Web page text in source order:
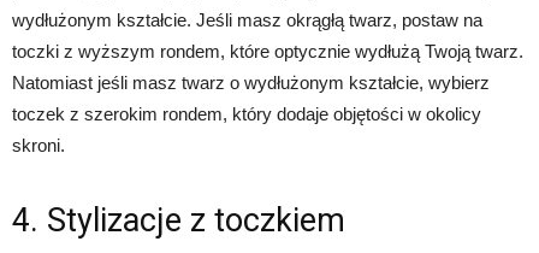
wydłużonym kształcie. Jeśli masz okrągłą twarz, postaw na
toczki z wyższym rondem, które optycznie wydłużą Twoją twarz.
Natomiast jeśli masz twarz o wydłużonym kształcie, wybierz
toczek z szerokim rondem, który dodaje objętości w okolicy
skroni.
4. Stylizacje z toczkiem